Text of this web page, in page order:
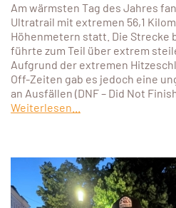
Am wärmsten Tag des Jahres
Ultratrail mit extremen 56,1
Höhenmetern statt. Die Strecke
führte zum Teil über extrem
Aufgrund der extremen
Off-Zeiten gab es jedoch eine
an Ausfällen (DNF – Did Not
Weiterlesen...